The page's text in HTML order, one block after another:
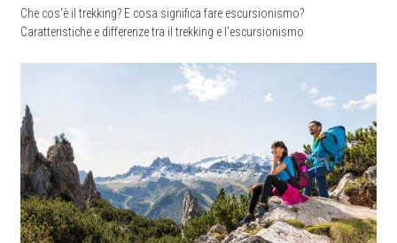
Che cos'è il trekking? E cosa significa fare escursionismo?
Caratteristiche e differenze tra il trekking e l'escursionismo